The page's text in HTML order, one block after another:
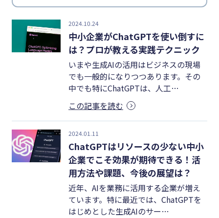
#生産性向上
#採用
無料で会計ソフトを試す
2024.10.24
中小企業がChatGPTを使い倒すに
は？プロが教える実践テクニック
いまや生成AIの活用はビジネスの現場
でも一般的になりつつあります。その
中でも特にChatGPTは、人工…
この記事を読む
2024.01.11
ChatGPTはリソースの少ない中小
企業でこそ効果が期待できる！活
用方法や課題、今後の展望は？
近年、AIを業務に活用する企業が増え
ています。特に最近では、ChatGPTを
はじめとした生成AIのサー…